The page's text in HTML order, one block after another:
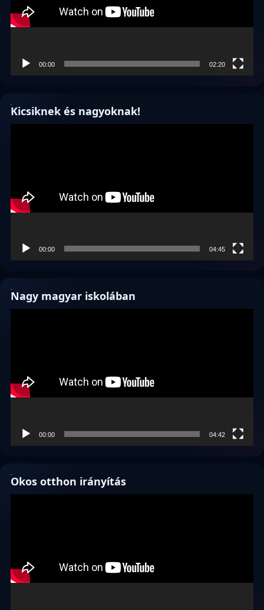
00:00 02:20
Kicsiknek és nagyoknak!
00:00 04:45
Nagy magyar iskolában
00:00 04:42
Okos otthon irányítás